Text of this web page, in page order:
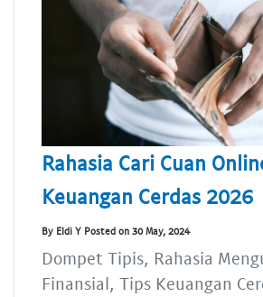
Rahasia Cari Cuan
Keuangan Cerdas 2026
By Eldi Y Posted on 30 May, 2024
Dompet Tipis, Rahasia
Finansial, Tips Keuangan